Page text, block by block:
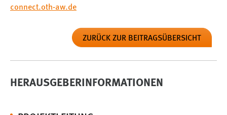
connect.oth-aw.de
ZURÜCK ZUR BEITRAGSÜBERSICHT
HERAUSGEBERINFORMATIONEN